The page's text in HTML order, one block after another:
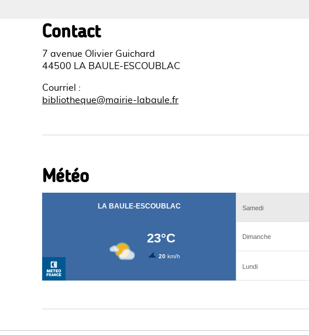
Contact
7 avenue Olivier Guichard
44500 LA BAULE-ESCOUBLAC
Courriel
:
bibliotheque@mairie-labaule.fr
Météo